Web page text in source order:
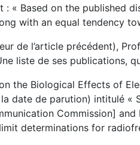
: « Based on the published
with an equal tendency
de l’article précédent),
liste de ses publications,
the Biological Effects of
date de parution) intitulé «
Commission] and
determinations for